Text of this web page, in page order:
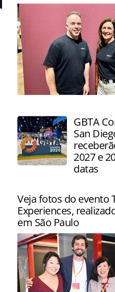
entrevista na GBTA
GBTA
San
2027 e
datas
Veja fotos do evento
Experiences,
em São Paulo